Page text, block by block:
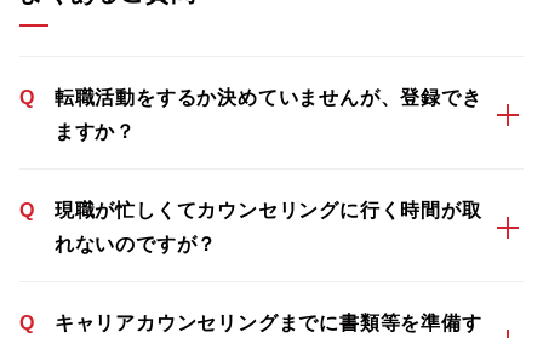
Q
転職活動をするか決めていませんが、登録でき
ますか？
Q
現職が忙しくてカウンセリングに行く時間が取
れないのですが？
Q
キャリアカウンセリングまでに書類等を準備す